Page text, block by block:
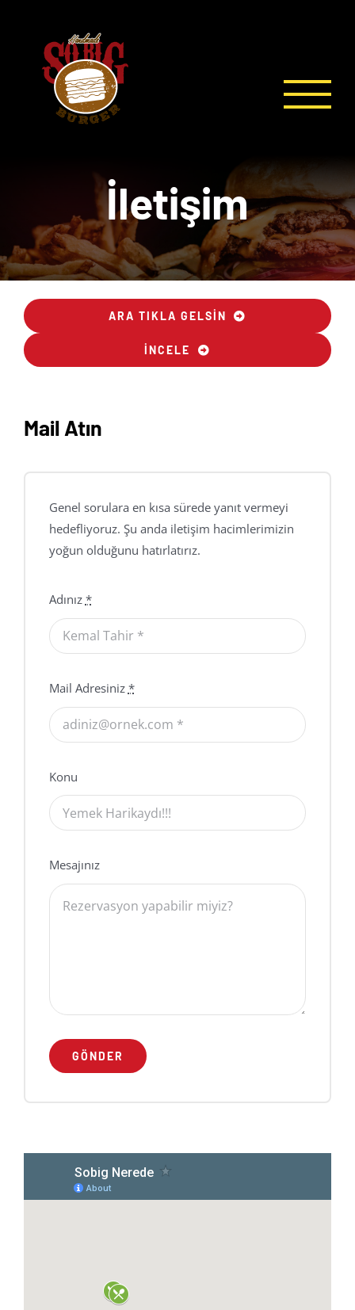
İletişim
ARA TIKLA GELSIN
İNCELE
Mail Atın
Genel sorulara en kısa sürede yanıt vermeyi
hedefliyoruz. Şu anda iletişim hacimlerimizin
yoğun olduğunu hatırlatırız.
Adınız *
Mail Adresiniz *
Konu
Mesajınız
GÖNDER